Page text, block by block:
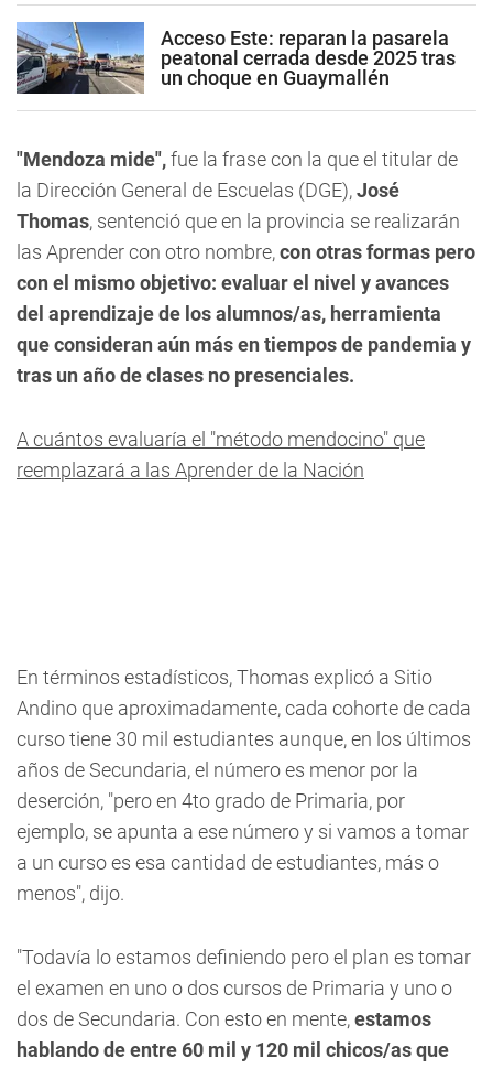
Acceso Este: reparan la pasarela
peatonal cerrada desde 2025 tras
un choque en Guaymallén
"Mendoza mide",fue la frase con la que el titular de
la Dirección General de Escuelas (DGE),José
Thomas, sentenció que en la provincia se realizarán
las Aprender con otro nombre,con otras formas pero
con el mismo objetivo: evaluar el nivel y avances
del aprendizaje de los alumnos/as, herramienta
que consideran aún más en tiempos de pandemia y
tras un año de clases no presenciales.
A cuántos evaluaría el "método mendocino" que
reemplazará a las Aprender de la Nación
En términos estadísticos, Thomas explicó a Sitio
Andino que aproximadamente, cada cohorte de cada
curso tiene 30 mil estudiantes aunque, en los últimos
años de Secundaria, el número es menor por la
deserción, "pero en 4to grado de Primaria, por
ejemplo, se apunta a ese número y si vamos a tomar
a un curso es esa cantidad de estudiantes, más o
menos", dijo.
"Todavía lo estamos definiendo pero el plan es tomar
el examen en uno o dos cursos de Primaria y uno o
dos de Secundaria. Con esto en mente,estamos
hablando de entre 60 mil y 120 mil chicos/as que